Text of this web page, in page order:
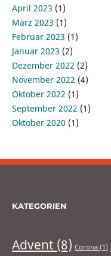
April 2023 (1)
März 2023 (1)
Februar 2023 (1)
Januar 2023 (2)
Dezember 2022 (2)
November 2022 (4)
Oktober 2022 (1)
September 2022 (1)
Oktober 2020 (1)
KATEGORIEN
Advent (8) Corona (1)